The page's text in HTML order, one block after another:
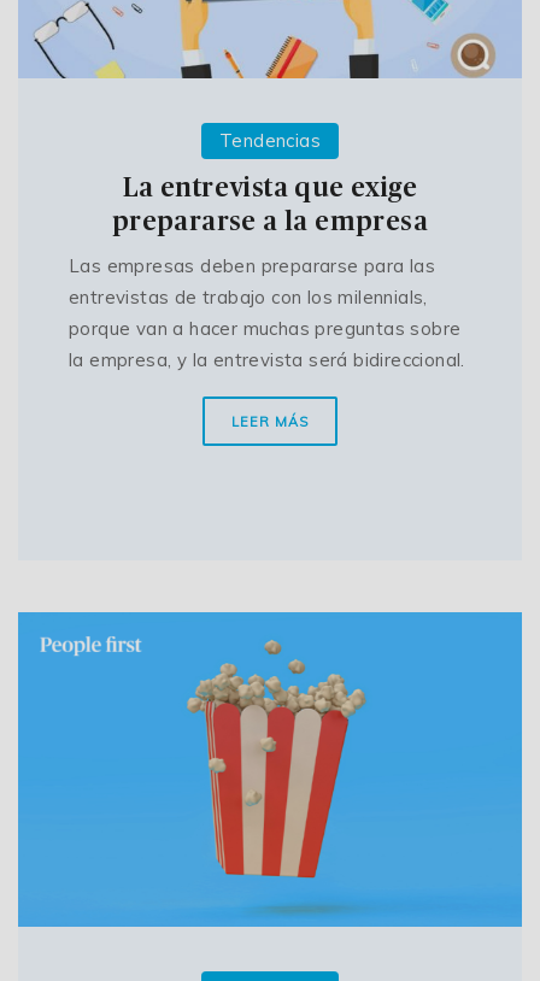
Tendencias
La entrevista que exige
prepararse a la empresa
Las empresas deben prepararse para las
entrevistas de trabajo con los milennials,
porque van a hacer muchas preguntas sobre
la empresa, y la entrevista será bidireccional.
LEER MÁS